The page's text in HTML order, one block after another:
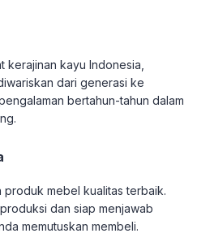
kayu Indonesia,
dari generasi ke
bertahun-tahun dalam
produk mebel kualitas terbaik.
dan siap menjawab
memutuskan membeli.